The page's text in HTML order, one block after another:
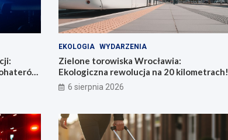
EKOLOGIA WYDARZENIA
Zielone torowiska Wrocławia:
Ekologiczna rewolucja na 20 kilometrach!
6 sierpnia 2026